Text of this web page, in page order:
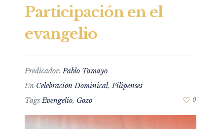
Participación en el
evangelio
Predicador:Pablo Tamayo
En Celebración Dominical,Filipenses
TagsEvengelio, Gozo 0